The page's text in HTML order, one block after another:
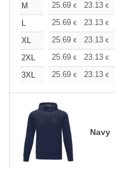
M
25.69 € 23.13 €
L
25.69 € 23.13 €
XL
25.69 € 23.13 €
2XL
25.69 € 23.13 €
3XL
25.69 € 23.13 €
Navy